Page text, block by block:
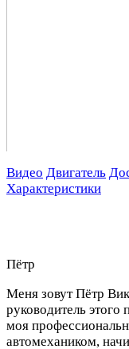
Видео Двигатель
Характеристики
Пётр
Меня зовут Пётр
руководитель этого
моя
автомехаником,